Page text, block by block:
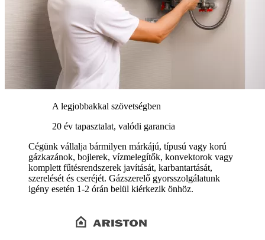
A legjobbakkal szövetségben
20 év tapasztalat, valódi garancia
Cégünk vállalja bármilyen márkájú, típusú vagy korú
gázkazánok, bojlerek, vízmelegítők, konvektorok vagy
komplett fűtésrendszerek javítását, karbantartását,
szerelését és cseréjét. Gázszerelő gyorsszolgálatunk
igény esetén 1-2 órán belül kiérkezik önhöz.